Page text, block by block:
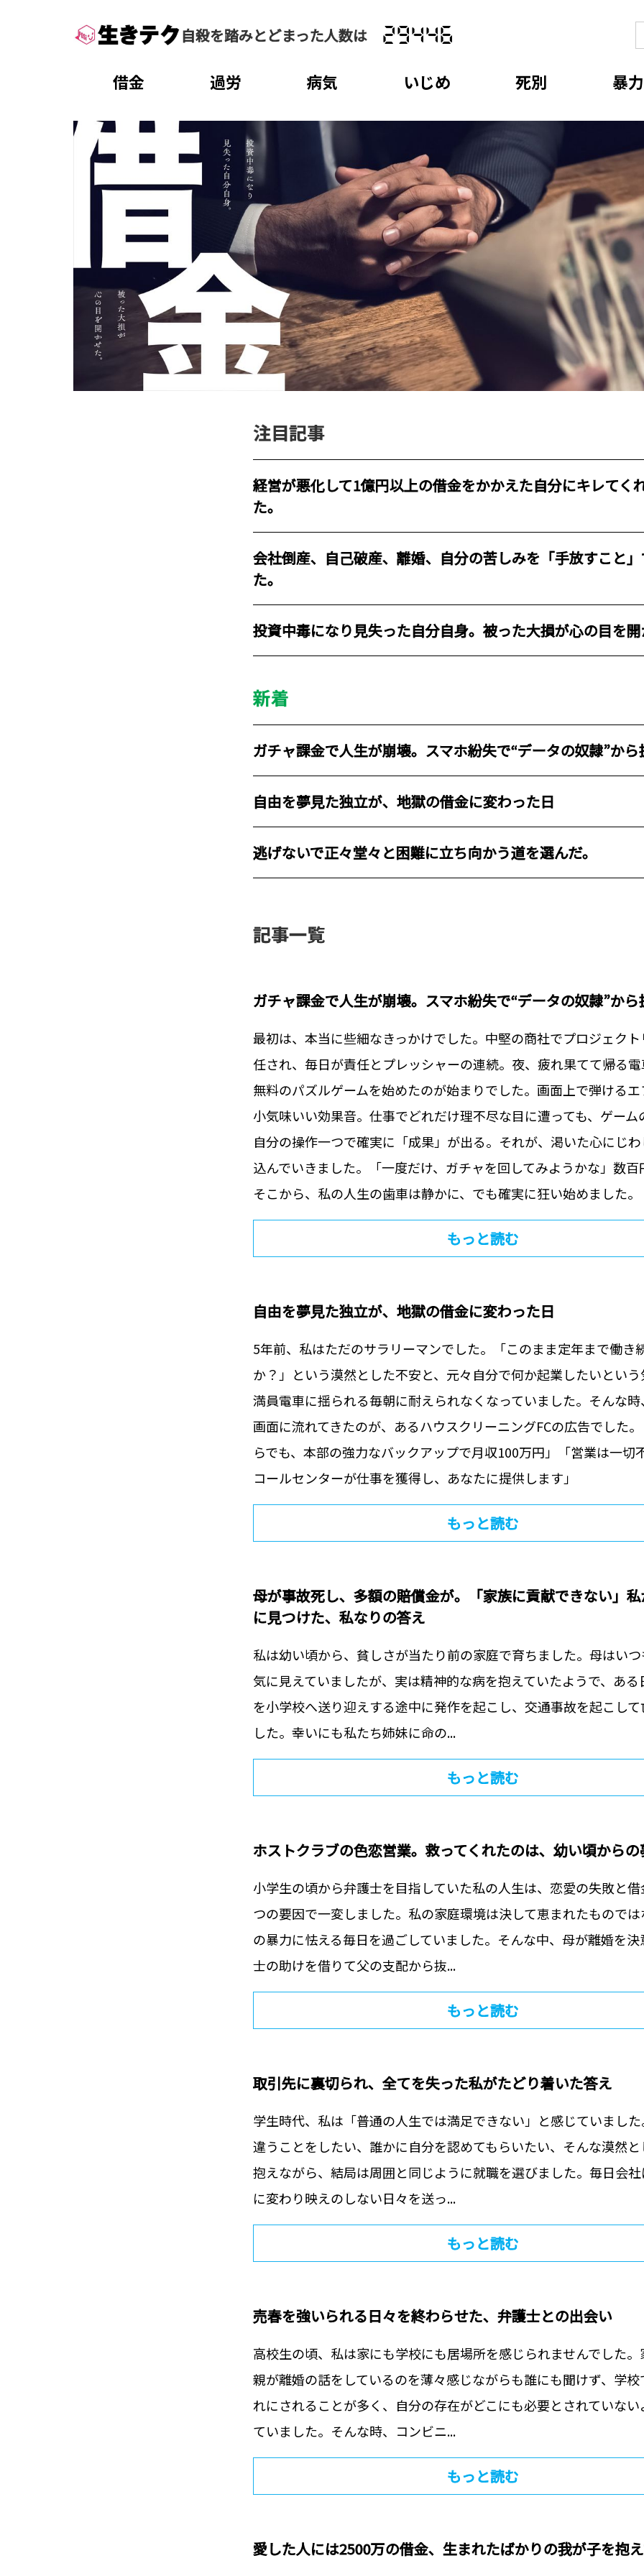
自殺を踏みとどまった人数は 29446
借金 過労 病気 いじめ 死別 暴力
注目記事
経営が悪化して1億円以上の借金をかかえた自分にキレてく
た。
会社倒産、自己破産、離婚、自分の苦しみを「手放すこと
た。
投資中毒になり見失った自分自身。被った大損が心の目を開
新着
ガチャ課金で人生が崩壊。スマホ紛失で“データの奴隷”か
自由を夢見た独立が、地獄の借金に変わった日
逃げないで正々堂々と困難に立ち向かう道を選んだ。
記事一覧
ガチャ課金で人生が崩壊。スマホ紛失で“データの奴隷”か
最初は、本当に些細なきっかけでした。中堅の商社でプロジェクト
任され、毎日が責任とプレッシャーの連続。‍夜、疲れ果てて帰る電
無料のパズルゲームを始めたのが始まりでした。‍画面上で弾けるエ
小気味いい効果音。‍仕事でどれだけ理不尽な目に遭っても、ゲーム
自分の操作一つで確実に「成果」が出る。‍それが、渇いた心にじ
込んでいきました。‍「一度だけ、ガチャを回してみようかな」‍数百
そこから、私の人生の歯車は静かに、でも確実に狂い始めました。
もっと読む
自由を夢見た独立が、地獄の借金に変わった日
5年前、私はただのサラリーマンでした。「このまま定年まで働き
か？」という漠然とした不安と、元々自分で何か起業したいという
満員電車に揺られる毎朝に耐えられなくなっていました。‍そんな時
画面に流れてきたのが、あるハウスクリーニングFCの広告でした
らでも、本部の強力なバックアップで月収100万円」‍「営業は一切
コールセンターが仕事を獲得し、あなたに提供します」
もっと読む
母が事故死し、多額の賠償金が。「家族に貢献できない」
に見つけた、私なりの答え
私は幼い頃から、貧しさが当たり前の家庭で育ちました。母はい
気に見えていましたが、実は精神的な病を抱えていたようで、ある
を小学校へ送り迎えする途中に発作を起こし、交通事故を起こして
した。幸いにも私たち姉妹に命の...
もっと読む
ホストクラブの色恋営業。救ってくれたのは、幼い頃からの
小学生の頃から弁護士を目指していた私の人生は、恋愛の失敗と
つの要因で一変しました。私の家庭環境は決して恵まれたもので
の暴力に怯える毎日を過ごしていました。そんな中、母が離婚を
士の助けを借りて父の支配から抜...
もっと読む
取引先に裏切られ、全てを失った私がたどり着いた答え
学生時代、私は「普通の人生では満足できない」と感じていまし
違うことをしたい、誰かに自分を認めてもらいたい、そんな漠然と
抱えながら、結局は周囲と同じように就職を選びました。毎日会
に変わり映えのしない日々を送っ...
もっと読む
売春を強いられる日々を終わらせた、弁護士との出会い
高校生の頃、私は家にも学校にも居場所を感じられませんでした
親が離婚の話をしているのを薄々感じながらも誰にも聞けず、学
れにされることが多く、自分の存在がどこにも必要とされていない
ていました。そんな時、コンビニ...
もっと読む
愛した人には2500万の借金、生まれたばかりの我が子を抱